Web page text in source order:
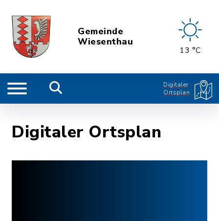
Gemeinde
Wiesenthau
13 °C
Digitaler
Ortsplan
Digitaler Ortsplan